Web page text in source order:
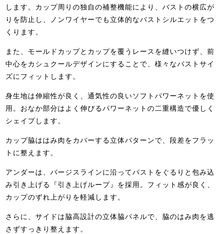
します。カップ周りの独自の補整機能により、バストの横広が
りを防止し、ノンワイヤーでも立体的なバストシルエットをつ
くります。
また、モールドカップとカップを覆うレースを縫いつけず、前
中心をカシュクールデザインにすることで、様々なバストサイ
ズにフィットします。
身生地は伸縮性が良く、通気性の良いソフトパワーネットを使
用。おなか部分はよく伸びるパワーネットの二重構造で優しく
シェイプします。
カップ脇ははみ肉をカバーする立体パターンで、段差をフラッ
トに整えます。
アンダーは、バージスラインに沿ってバストをぐるりと包み込
み引き上げる『引き上げループ』を採用。フィット感が良く、
カップのずれ上がりを軽減します。
さらに、サイドは脇高設計の立体脇パネルで、脇のはみ肉を逃
さずすっきり整えます。